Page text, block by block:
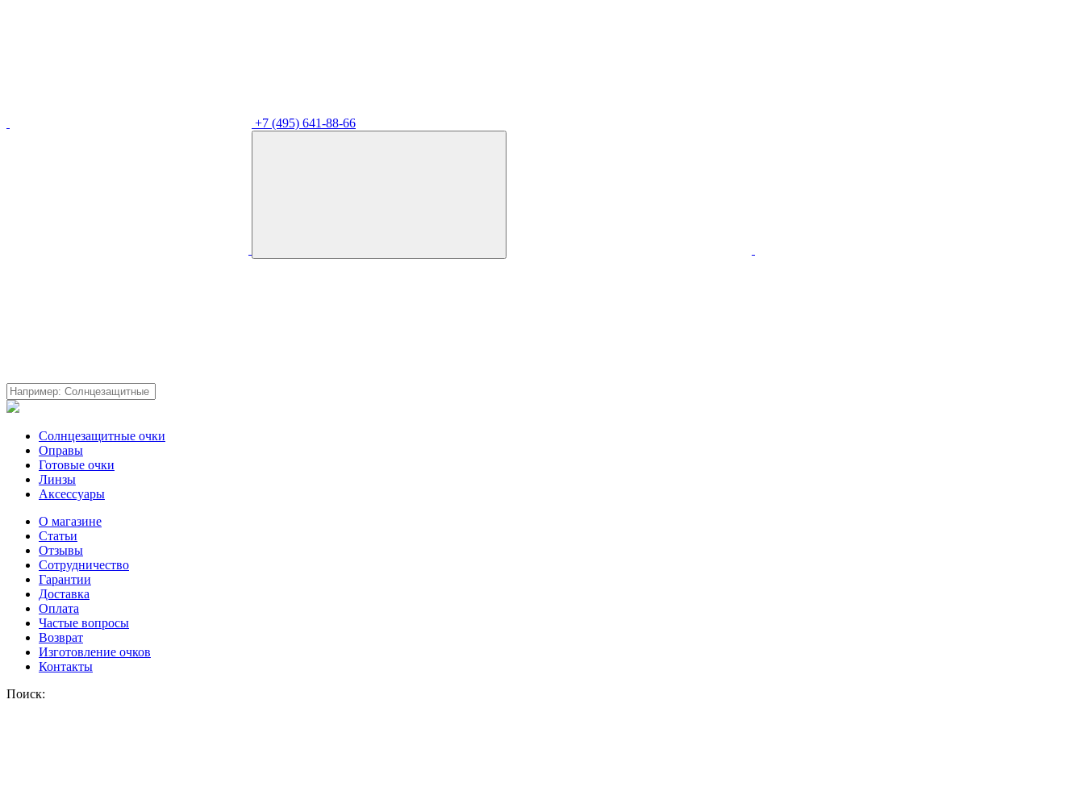
+7 (495) 641-88-66
Солнцезащитные очки
Оправы
Готовые очки
Линзы
Аксессуары
О магазине
Статьи
Отзывы
Сотрудничество
Гарантии
Доставка
Оплата
Частые вопросы
Возврат
Изготовление очков
Контакты
Поиск: